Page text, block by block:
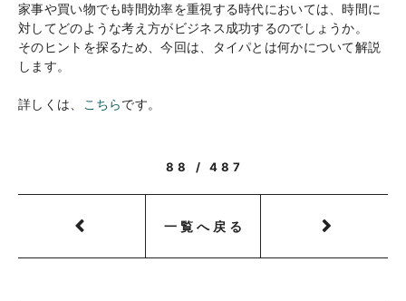
家事や買い物でも時間効率を重視する時代においては、時間に
対してどのような考え方がビジネス成功するのでしょうか。
そのヒントを探るため、今回は、タイパとは何かについて解説
します。
詳しくは、 こちらです。
88 / 487
一覧へ戻る